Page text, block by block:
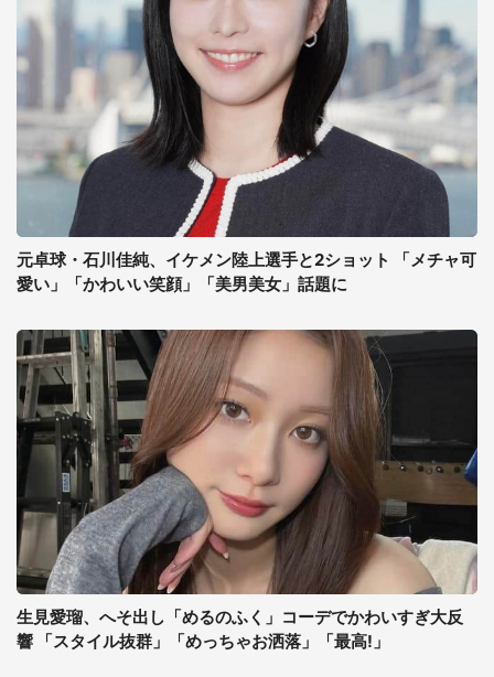
元卓球・石川佳純、イケメン陸上選手と2ショット 「メチャ可
愛い」「かわいい笑顔」「美男美女」話題に
生見愛瑠、へそ出し「めるのふく」コーデでかわいすぎ大反
響 「スタイル抜群」「めっちゃお洒落」「最高!」